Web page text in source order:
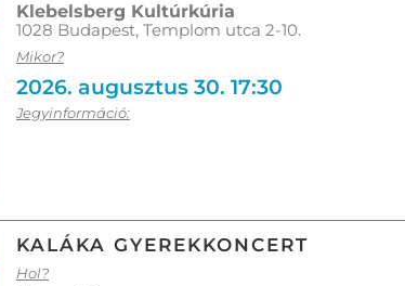
Klebelsberg Kultúrkúria
1028 Budapest, Templom utca 2-10.
Mikor?
2026. augusztus 30. 17:30
Jegyinformáció:
KALÁKA GYEREKKONCERT
Hol?